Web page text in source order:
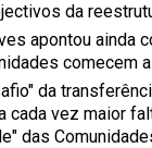
da
apontou ainda
comecem
da
cada vez maior
das